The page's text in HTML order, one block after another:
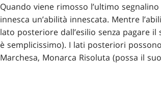
Quando viene rimosso l’ultimo
innesca un’abilità innescata. Mentre
lato posteriore dall’esilio senza pagare
è semplicissimo). I lati posteriori
Marchesa, Monarca Risoluta (possa il